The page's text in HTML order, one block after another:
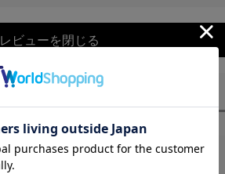
レビューを閉じる
（1） スタッフレビュー
表示：新しい順